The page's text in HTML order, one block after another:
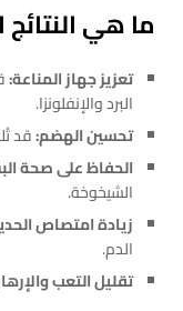
ما هي
تعزيز جهاز المناعة:
البرد والإنفلونزا.
تحسين الهضم:قد
الحفاظ على صحة
الشيخوخة.
زيادة امتصاص
الدم.
تقليل التعب